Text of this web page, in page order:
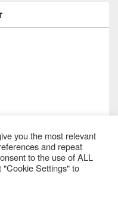
you the most relevant
and repeat
to the use of ALL
"Cookie Settings" to